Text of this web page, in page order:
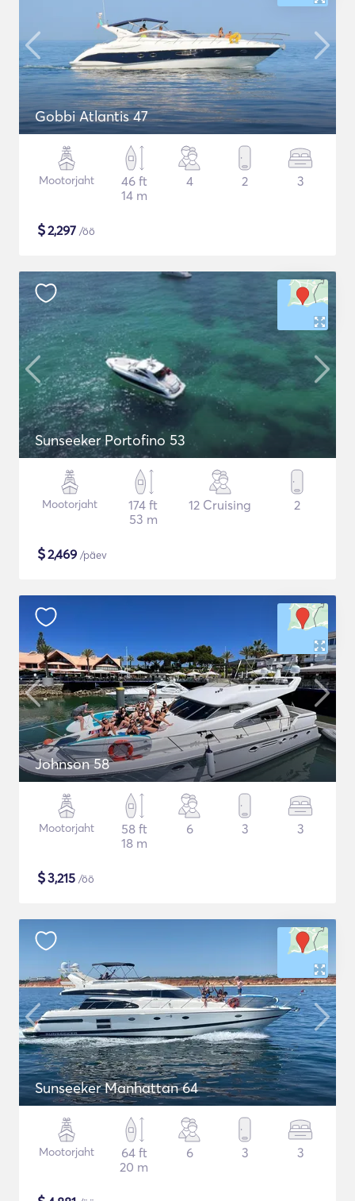
Gobbi Atlantis 47
Mootorjaht
46 ft
14 m
4 2 3
$2,297 /öö
Sunseeker Portofino 53
Mootorjaht
174 ft
53 m
12 Cruising 2
$2,469 /päev
Johnson 58
Mootorjaht
58 ft
18 m
6 3 3
$3,215 /öö
Sunseeker Manhattan 64
Mootorjaht
64 ft
20 m
6 3 3